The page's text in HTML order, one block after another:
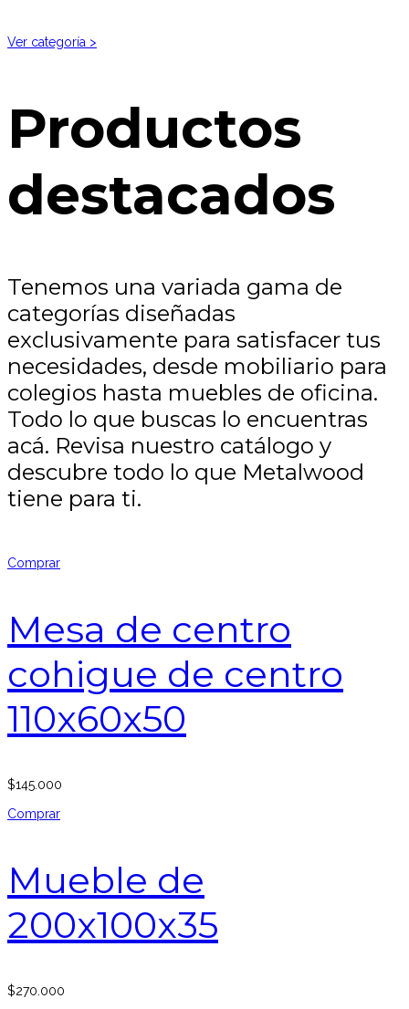
Ver categoría >
Productos
destacados
Tenemos una variada gama de
categorías diseñadas
exclusivamente para satisfacer tus
necesidades, desde mobiliario para
colegios hasta muebles de oficina.
Todo lo que buscas lo encuentras
acá. Revisa nuestro catálogo y
descubre todo lo que Metalwood
tiene para ti.
Comprar
Mesa de centro
cohigue de centro
110x60x50
$145.000
Comprar
Mueble de
200x100x35
$270.000